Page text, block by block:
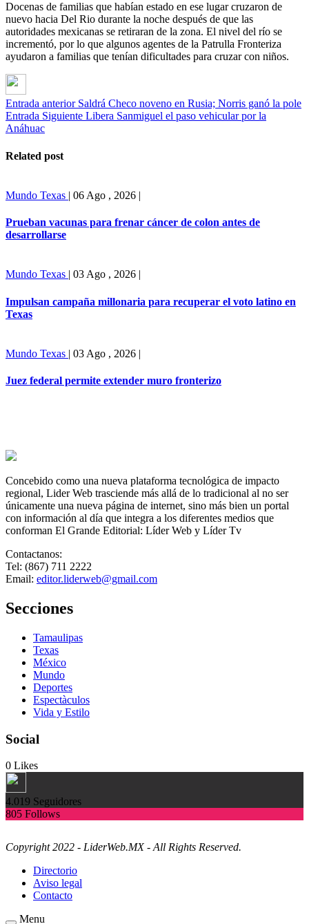
Docenas de familias que habían estado en ese lugar cruzaron de
nuevo hacia Del Rio durante la noche después de que las
autoridades mexicanas se retiraran de la zona. El nivel del río se
incrementó, por lo que algunos agentes de la Patrulla Fronteriza
ayudaron a familias que tenían dificultades para cruzar con niños.
Entrada anterior Saldrá Checo noveno en Rusia; Norris ganó la pole
Entrada Siguiente Libera Sanmiguel el paso vehicular por la
Anáhuac
Related post
Mundo Texas | 06 Ago , 2026 |
Prueban vacunas para frenar cáncer de colon antes de
desarrollarse
Mundo Texas | 03 Ago , 2026 |
Impulsan campaña millonaria para recuperar el voto latino en
Texas
Mundo Texas | 03 Ago , 2026 |
Juez federal permite extender muro fronterizo
Concebido como una nueva plataforma tecnológica de impacto
regional, Lider Web trasciende más allá de lo tradicional al no ser
únicamente una nueva página de internet, sino más bien un portal
con información al día que integra a los diferentes medios que
conforman El Grande Editorial: Líder Web y Líder Tv
Contactanos:
Tel: (867) 711 2222
Email: editor.liderweb@gmail.com
Secciones
Tamaulipas
Texas
México
Mundo
Deportes
Espectàculos
Vida y Estilo
Social
0 Likes
4.019 Seguidores
805 Follows
Copyright 2022 - LiderWeb.MX - All Rights Reserved.
Directorio
Aviso legal
Contacto
Menu